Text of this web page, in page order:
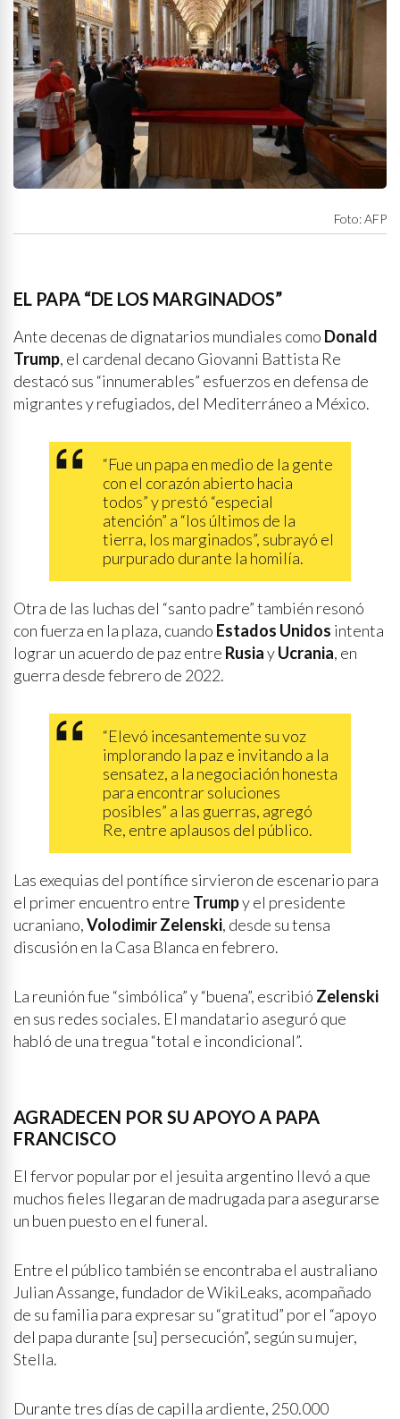
Foto: AFP
EL PAPA “DE LOS MARGINADOS”
Ante decenas de dignatarios mundiales como Donald
Trump, el cardenal decano Giovanni Battista Re
destacó sus “innumerables” esfuerzos en defensa de
migrantes y refugiados, del Mediterráneo a México.
“Fue un papa en medio de la gente
con el corazón abierto hacia
todos” y prestó “especial
atención” a “los últimos de la
tierra, los marginados”, subrayó el
purpurado durante la homilía.
Otra de las luchas del “santo padre” también resonó
con fuerza en la plaza, cuando Estados Unidos intenta
lograr un acuerdo de paz entre RusiayUcrania, en
guerra desde febrero de 2022.
“Elevó incesantemente su voz
implorando la paz e invitando a la
sensatez, a la negociación honesta
para encontrar soluciones
posibles” a las guerras, agregó
Re, entre aplausos del público.
Las exequias del pontífice sirvieron de escenario para
el primer encuentro entre Trumpy el presidente
ucraniano,Volodimir Zelenski, desde su tensa
discusión en la Casa Blanca en febrero.
La reunión fue “simbólica” y “buena”, escribió Zelenski
en sus redes sociales. El mandatario aseguró que
habló de una tregua “total e incondicional”.
AGRADECEN POR SU APOYO A PAPA
FRANCISCO
El fervor popular por el jesuita argentino llevó a que
muchos fieles llegaran de madrugada para asegurarse
un buen puesto en el funeral.
Entre el público también se encontraba el australiano
Julian Assange, fundador de WikiLeaks, acompañado
de su familia para expresar su “gratitud” por el “apoyo
del papa durante [su] persecución”, según su mujer,
Stella.
Durante tres días de capilla ardiente, 250.000